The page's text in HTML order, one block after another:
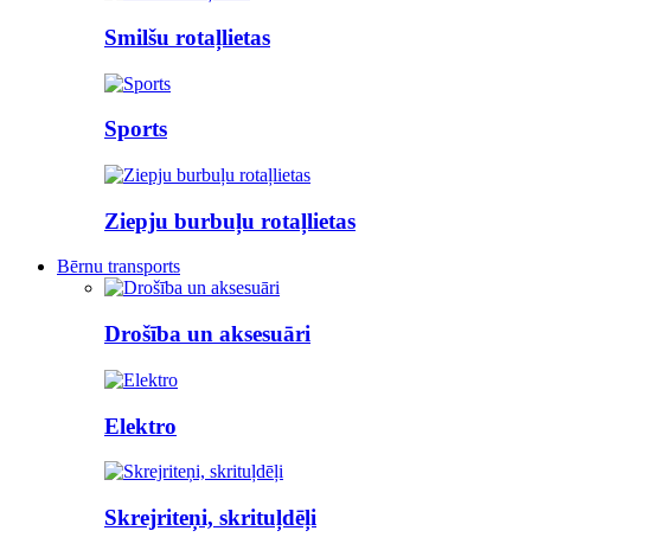
Smilšu rotaļlietas
Sports
Ziepju burbuļu rotaļlietas
Bērnu transports
Drošība un aksesuāri
Elektro
Skrejriteņi, skrituļdēļi